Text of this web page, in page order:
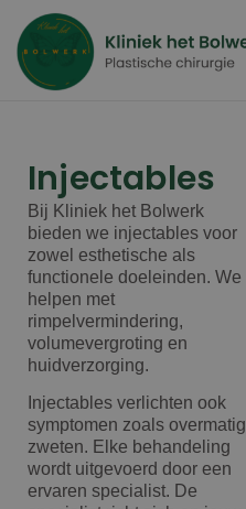
Injectables
Bij Kliniek het Bolwerk
bieden we injectables voor
zowel esthetische als
functionele doeleinden. We
helpen met
rimpelvermindering,
volumevergroting en
huidverzorging.
Injectables verlichten ook
symptomen zoals overmatig
zweten. Elke behandeling
wordt uitgevoerd door een
ervaren specialist. De